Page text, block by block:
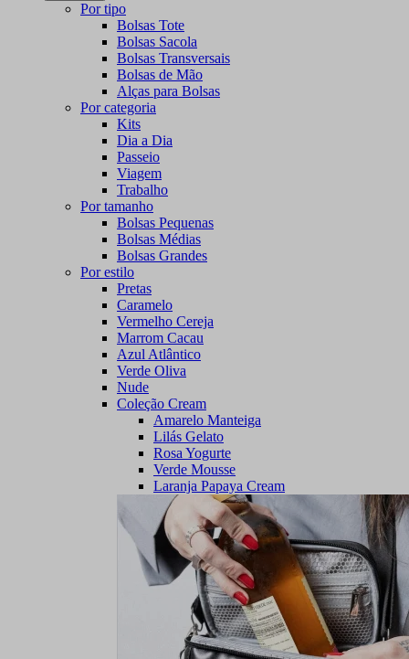
Por tipo
Bolsas Tote
Bolsas Sacola
Bolsas Transversais
Bolsas de Mão
Alças para Bolsas
Por categoria
Kits
Dia a Dia
Passeio
Viagem
Trabalho
Por tamanho
Bolsas Pequenas
Bolsas Médias
Bolsas Grandes
Por estilo
Pretas
Caramelo
Vermelho Cereja
Marrom Cacau
Azul Atlântico
Verde Oliva
Nude
Coleção Cream
Amarelo Manteiga
Lilás Gelato
Rosa Yogurte
Verde Mousse
Laranja Papaya Cream